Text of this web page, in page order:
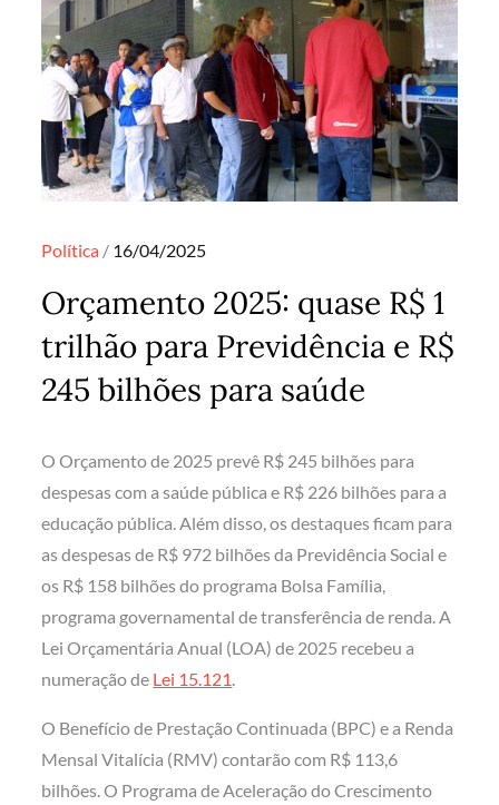
Política Posted
16/04/2025
Orçamento 2025: quase R$ 1
trilhão para Previdência e R$
245 bilhões para saúde
O Orçamento de 2025 prevê R$ 245 bilhões para
despesas com a saúde pública e R$ 226 bilhões para a
educação pública. Além disso, os destaques ficam para
as despesas de R$ 972 bilhões da Previdência Social e
os R$ 158 bilhões do programa Bolsa Família,
programa governamental de transferência de renda. A
Lei Orçamentária Anual (LOA) de 2025 recebeu a
numeração de Lei 15.121.
O Benefício de Prestação Continuada (BPC) e a Renda
Mensal Vitalícia (RMV) contarão com R$ 113,6
bilhões. O Programa de Aceleração do Crescimento